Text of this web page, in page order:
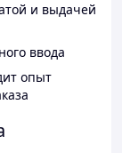
и выдачей
ввода
опыт